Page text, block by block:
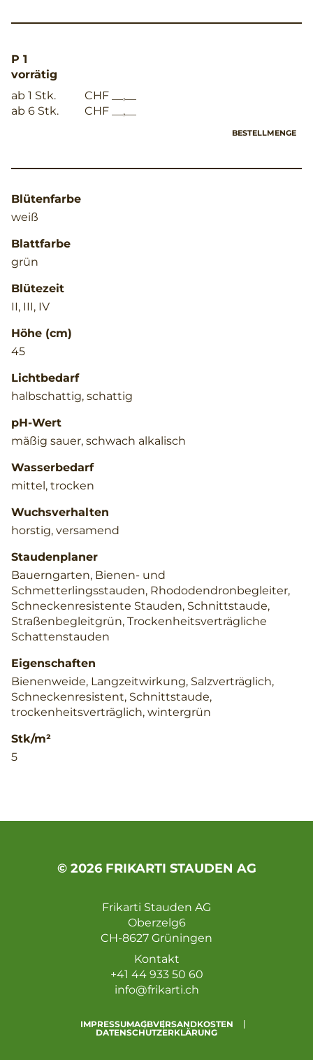
P 1
vorrätig
ab 1 Stk.
CHF __,__
ab 6 Stk.
CHF __,__
BESTELLMENGE
Blütenfarbe
weiß
Blattfarbe
grün
Blütezeit
II, III, IV
Höhe (cm)
45
Lichtbedarf
halbschattig, schattig
pH-Wert
mäßig sauer, schwach alkalisch
Wasserbedarf
mittel, trocken
Wuchsverhalten
horstig, versamend
Staudenplaner
Bauerngarten, Bienen- und
Schmetterlingsstauden, Rhododendronbegleiter,
Schneckenresistente Stauden, Schnittstaude,
Straßenbegleitgrün, Trockenheitsverträgliche
Schattenstauden
Eigenschaften
Bienenweide, Langzeitwirkung, Salzverträglich,
Schneckenresistent, Schnittstaude,
trockenheitsverträglich, wintergrün
Stk/m²
5
© 2026 FRIKARTI STAUDEN AG
Frikarti Stauden AG
Oberzelg6
CH-8627 Grüningen
Kontakt
+41 44 933 50 60
info@frikarti.ch
IMPRESSUMAGBVERSANDKOSTEN
DATENSCHUTZERKLÄRUNG